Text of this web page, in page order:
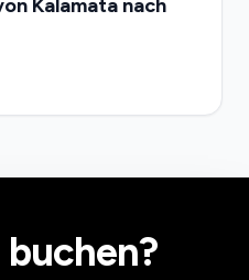
Kalamata nach